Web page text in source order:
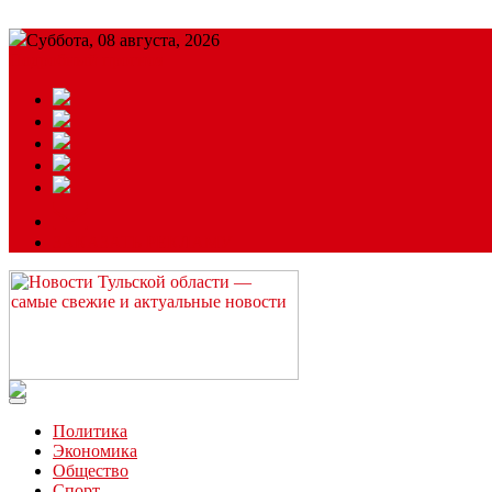
Суббота, 08 августа, 2026
Читайте последние новости дня в Тульской области на сайте
Политика
Экономика
Общество